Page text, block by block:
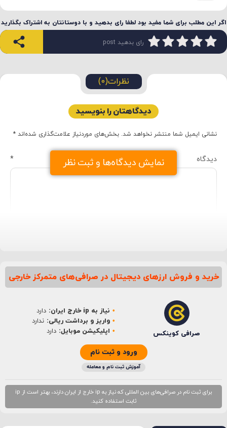
اگر این مطلب برای شما مفید بود لطفا رای بدهید و با دوستانتان به اشتراک بگذارید
رای بدهید post
نمایش دیدگاه‌ها و ثبت نظر
نظرات(0)
دیدگاهتان را بنویسید
نشانی ایمیل شما منتشر نخواهد شد. بخش‌های موردنیاز علامت‌گذاری شده‌اند *
دیدگاه *
نام*
خرید و فروش ارزهای دیجیتال در صرافی‌های متمرکز خارجی
صرافی کوینکس
نیاز به ip خارج ایران:
دارد
واریز و برداشت ریالی: ندارد
اپلیکیشن موبایل: دارد
ورود و ثبت نام
آموزش ثبت نام و معامله
برای ثبت نام در صرافی‌های بین المللی که نیاز به ip خارج از ایران دارند، بهتر است از ip
ثابت استفاده کنید.